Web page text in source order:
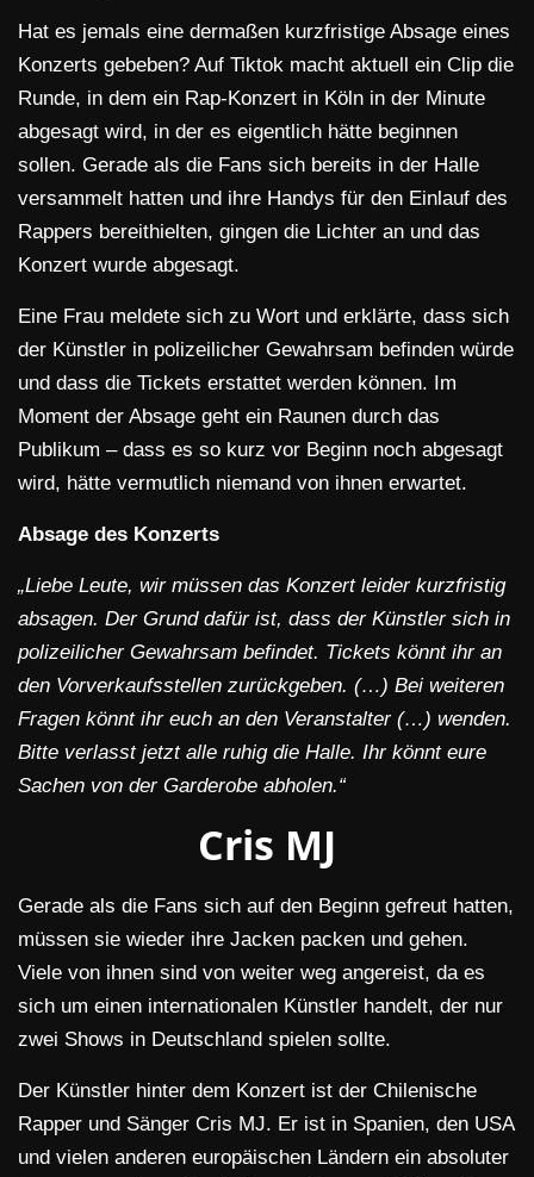
Hat es jemals eine dermaßen kurzfristige Absage eines
Konzerts gebeben? Auf Tiktok macht aktuell ein Clip die
Runde, in dem ein Rap-Konzert in Köln in der Minute
abgesagt wird, in der es eigentlich hätte beginnen
sollen. Gerade als die Fans sich bereits in der Halle
versammelt hatten und ihre Handys für den Einlauf des
Rappers bereithielten, gingen die Lichter an und das
Konzert wurde abgesagt.
Eine Frau meldete sich zu Wort und erklärte, dass sich
der Künstler in polizeilicher Gewahrsam befinden würde
und dass die Tickets erstattet werden können. Im
Moment der Absage geht ein Raunen durch das
Publikum – dass es so kurz vor Beginn noch abgesagt
wird, hätte vermutlich niemand von ihnen erwartet.
Absage des Konzerts
„Liebe Leute, wir müssen das Konzert leider kurzfristig
absagen. Der Grund dafür ist, dass der Künstler sich in
polizeilicher Gewahrsam befindet. Tickets könnt ihr an
den Vorverkaufsstellen zurückgeben. (…) Bei weiteren
Fragen könnt ihr euch an den Veranstalter (…) wenden.
Bitte verlasst jetzt alle ruhig die Halle. Ihr könnt eure
Sachen von der Garderobe abholen.“
Cris MJ
Gerade als die Fans sich auf den Beginn gefreut hatten,
müssen sie wieder ihre Jacken packen und gehen.
Viele von ihnen sind von weiter weg angereist, da es
sich um einen internationalen Künstler handelt, der nur
zwei Shows in Deutschland spielen sollte.
Der Künstler hinter dem Konzert ist der Chilenische
Rapper und Sänger Cris MJ. Er ist in Spanien, den USA
und vielen anderen europäischen Ländern ein absoluter